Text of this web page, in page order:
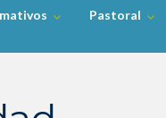
Pastoral